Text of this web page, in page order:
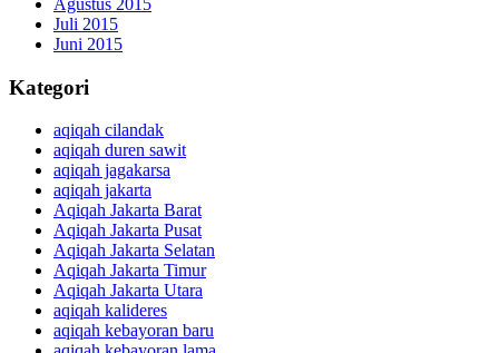
Agustus 2015
Juli 2015
Juni 2015
Kategori
aqiqah cilandak
aqiqah duren sawit
aqiqah jagakarsa
aqiqah jakarta
Aqiqah Jakarta Barat
Aqiqah Jakarta Pusat
Aqiqah Jakarta Selatan
Aqiqah Jakarta Timur
Aqiqah Jakarta Utara
aqiqah kalideres
aqiqah kebayoran baru